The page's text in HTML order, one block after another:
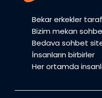
Bekar erkekler taraf
Bizim mekan
Bedava sohbet
İnsanların birbirler
Her ortamda